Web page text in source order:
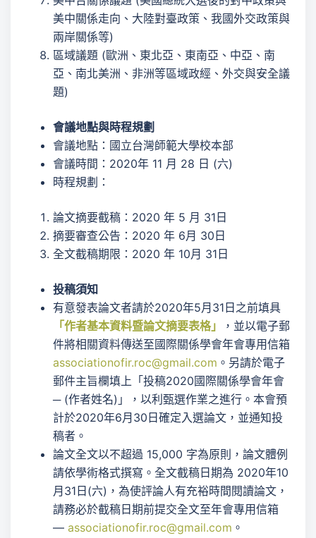
美中關係走向、大陸對臺政策、我國外交政策與
兩岸關係等)
區域議題 (歐洲、東北亞、東南亞、中亞、南
亞、南北美洲、非洲等區域政經、外交與安全議
題)
會議地點與時程規劃
會議地點：國立台灣師範大學校本部
會議時間：2020年 11 月 28 日 (六)
時程規劃：
論文摘要截稿：2020 年 5 月 31日
摘要審查公告：2020 年 6月 30日
全文截稿期限：2020 年 10月 31日
投稿須知
有意發表論文者請於2020年5月31日之前填具
「作者基本資料暨論文摘要表格」
，並以電子郵
件將相關資料傳送至國際關係學會年會專用信箱
associationofir.roc@gmail.com 。另請於電子
郵件主旨欄填上「投稿2020國際關係學會年會
─ (作者姓名)」，以利甄選作業之進行。本會預
計於2020年6月30日確定入選論文，並通知投
稿者。
論文全文以不超過 15,000 字為原則，論文體例
請依學術格式撰寫。全文截稿日期為 2020年10
月31日(六)，為使評論人有充裕時間閱讀論文，
請務必於截稿日期前提交全文至年會專用信箱
— associationofir.roc@gmail.com 。